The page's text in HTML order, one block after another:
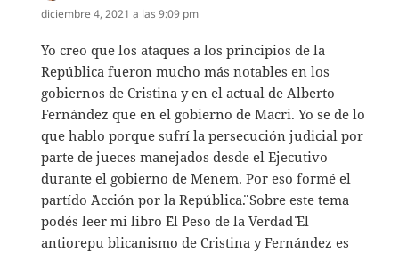
diciembre 4, 2021 a las 9:09 pm
Yo creo que los ataques a los principios de la
República fueron mucho más notables en los
gobiernos de Cristina y en el actual de Alberto
Fernández que en el gobierno de Macri. Yo se de lo
que hablo porque sufrí la persecución judicial por
parte de jueces manejados desde el Ejecutivo
durante el gobierno de Menem. Por eso formé el
partído ¨Acción por la República¨. Sobre este tema
podés leer mi libro ¨El Peso de la Verdad¨ El
antiorepu blicanismo de Cristina y Fernández es